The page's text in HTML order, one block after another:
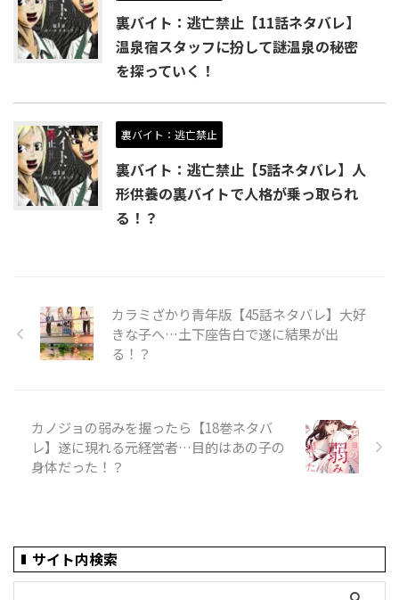
裏バイト：逃亡禁止【11話ネタバレ】
温泉宿スタッフに扮して謎温泉の秘密
を探っていく！
裏バイト：逃亡禁止
裏バイト：逃亡禁止【5話ネタバレ】人
形供養の裏バイトで人格が乗っ取られ
る！？
カラミざかり青年版【45話ネタバレ】大好
きな子へ…土下座告白で遂に結果が出
る！？
カノジョの弱みを握ったら【18巻ネタバ
レ】遂に現れる元経営者…目的はあの子の
身体だった！？
サイト内検索